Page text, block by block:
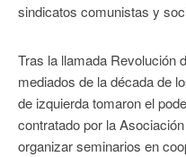
sindicatos comunistas y
Tras la llamada Revolución
mediados de la década de
de izquierda tomaron el
contratado por la
organizar seminarios en